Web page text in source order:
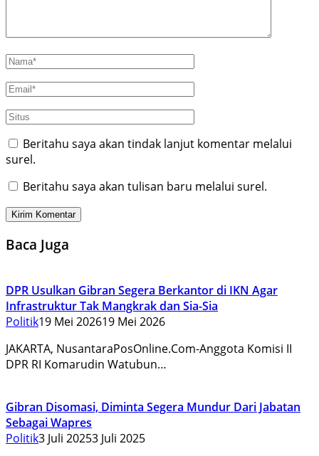
Beritahu saya akan tindak lanjut komentar melalui
surel.
Beritahu saya akan tulisan baru melalui surel.
Baca Juga
DPR Usulkan Gibran Segera Berkantor di IKN Agar
Infrastruktur Tak Mangkrak dan Sia-Sia
Politik19 Mei 202619 Mei 2026
JAKARTA, NusantaraPosOnline.Com-Anggota Komisi II
DPR RI Komarudin Watubun…
Gibran Disomasi, Diminta Segera Mundur Dari Jabatan
Sebagai Wapres
Politik3 Juli 20253 Juli 2025